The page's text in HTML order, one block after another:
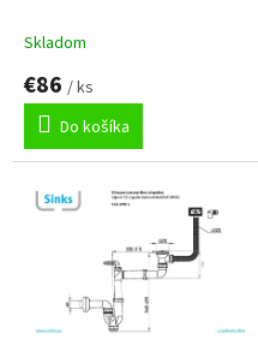
Skladom
€86 / ks
Do košíka